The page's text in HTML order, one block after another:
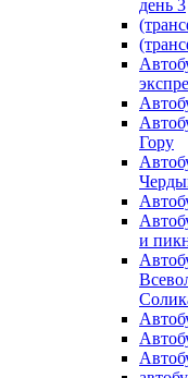
день 3
Гору
и